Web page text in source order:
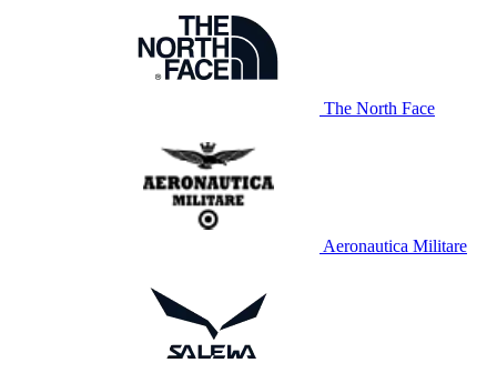
The North Face
Aeronautica Militare